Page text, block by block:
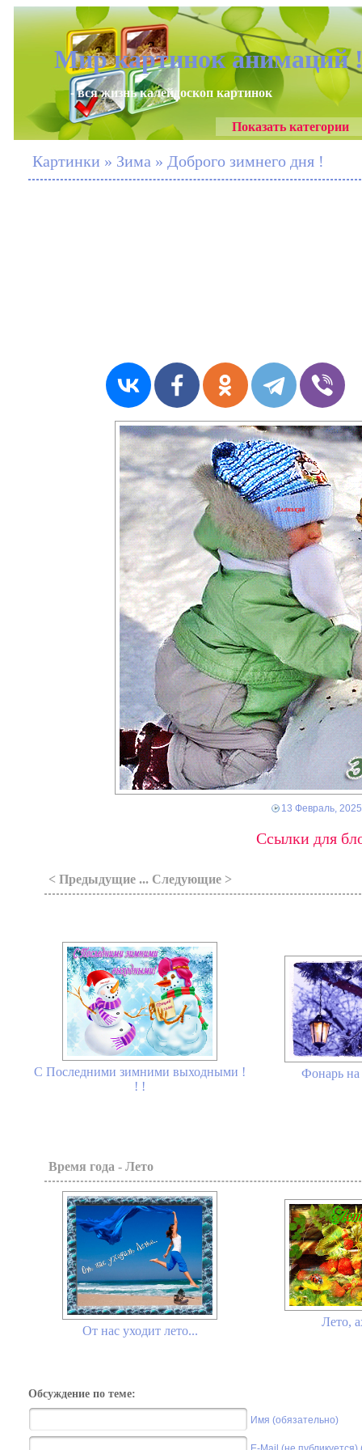
Мир картинок анимаций
- вся жизнь калейдоскоп картинок
Показать категории
Картинки » Зима » Доброго зимнего дня !
13 Февраль, 2025
Ссылки для
< Предыдущие ... Следующие >
С Последними зимними выходными !
! !
Фонарь
Время года - Лето
От нас уходит лето...
Лето,
Обсуждение по теме:
Имя (обязательно)